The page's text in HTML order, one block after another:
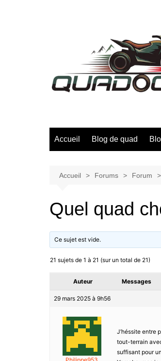
Accueil Blog de quad
Accueil Forums Forum
Quel quad
Ce sujet est vide.
21 sujets de 1 à 21 (sur un total de 21)
Auteur Messages
29 mars 2025 à 9h56
J’héssite entre
tout-terrain
suffisant pour